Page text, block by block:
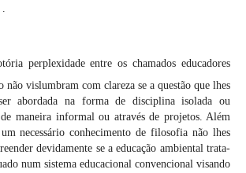
.
perplexidade entre os chamados educadores
não vislumbram com clareza se a questão que lhes
abordada na forma de disciplina isolada ou
maneira informal ou através de projetos. Além
necessário conhecimento de filosofia não lhes
devidamente se a educação ambiental trata-
num sistema educacional convencional visando